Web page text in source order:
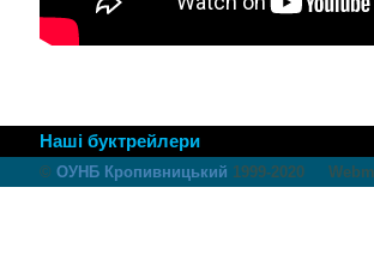
Наші буктрейлери
© ОУНБ Кропивницький 1999-2020